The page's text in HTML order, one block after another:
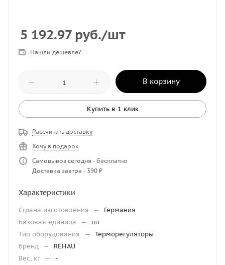
5 192.97руб./шт
Нашли дешевле?
В корзину
Купить в 1 клик
Рассчитать доставку
Хочу в подарок
Самовывоз сегодня - бесплатно
Доставка завтра - 390 ₽
Характеристики
Страна изготовления —
Германия
Базовая единица
—
шт
Тип оборудования
—
Терморегуляторы
Бренд —
REHAU
Вес, кг —
-